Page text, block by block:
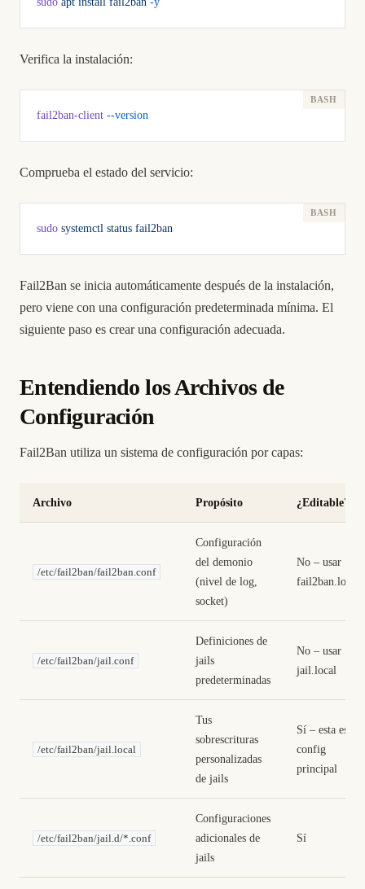
Verifica la instalación:
fail2ban-client --version
Comprueba el estado del servicio:
sudo systemctl status fail2ban
Fail2Ban se inicia automáticamente después de la instalación,
pero viene con una configuración predeterminada mínima. El
siguiente paso es crear una configuración adecuada.
Entendiendo los Archivos de
Configuración
Fail2Ban utiliza un sistema de configuración por capas:
Archivo Propósito ¿Editable?
/etc/fail2ban/fail2ban.conf
Configuración
del demonio
(nivel de log,
socket)
No – usar
fail2ban.local
/etc/fail2ban/jail.conf
Definiciones de
jails
predeterminadas
No – usar
jail.local
/etc/fail2ban/jail.local
Tus
sobrescrituras
personalizadas
de jails
Sí – esta es tu
config
principal
/etc/fail2ban/jail.d/*.conf
Configuraciones
adicionales de
jails
Sí